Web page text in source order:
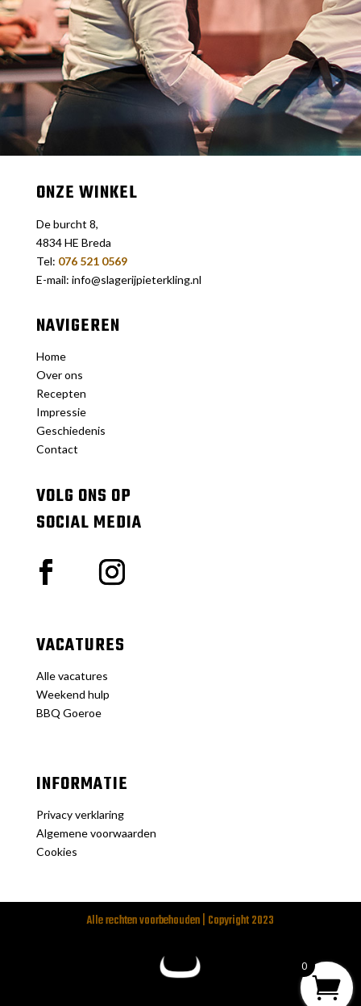
ONZE WINKEL
De burcht 8,
4834 HE Breda
Tel: 076 521 0569
E-mail: info@slagerijpieterkling.nl
NAVIGEREN
Home
Over ons
Recepten
Impressie
Geschiedenis
Contact
VOLG ONS OP
SOCIAL MEDIA
VACATURES
Alle vacatures
Weekend hulp
BBQ Goeroe
INFORMATIE
Privacy verklaring
Algemene voorwaarden
Cookies
Alle rechten voorbehouden | Copyright 2023
0